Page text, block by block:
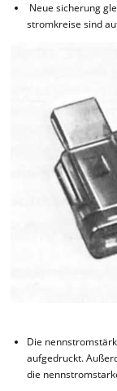
Neue sicherung
stromkreise sind
Die
aufgedruckt.
die